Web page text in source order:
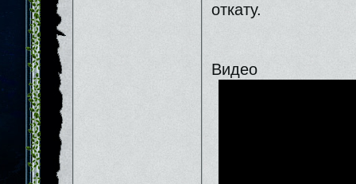
откату.
Видео